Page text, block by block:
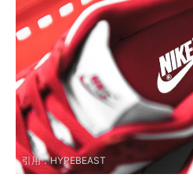
引用：HYPEBEAST